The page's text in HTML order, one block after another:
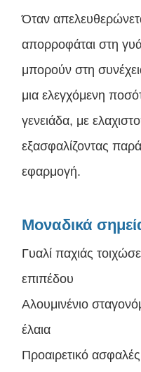
Όταν
απορροφάται στη
μπορούν στη
μια ελεγχόμενη
γενειάδα, με
εξασφαλίζοντας
εφαρμογή.
Μοναδικά
Γυαλί παχιάς
επιπέδου
Αλουμινένιο
έλαια
Προαιρετικό